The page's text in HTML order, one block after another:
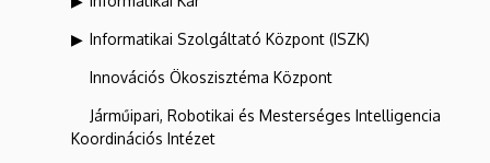
Informatikai Szolgáltató Központ (ISZK)
Innovációs Ökoszisztéma Központ
Járműipari, Robotikai és Mesterséges Intelligencia
Koordinációs Intézet